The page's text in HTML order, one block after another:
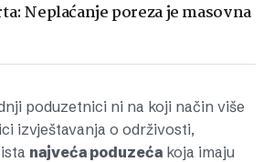
Neplaćanje poreza je masovna
poduzetnici ni na koji način više
izvještavanja o održivosti,
najveća poduzeća koja imaju